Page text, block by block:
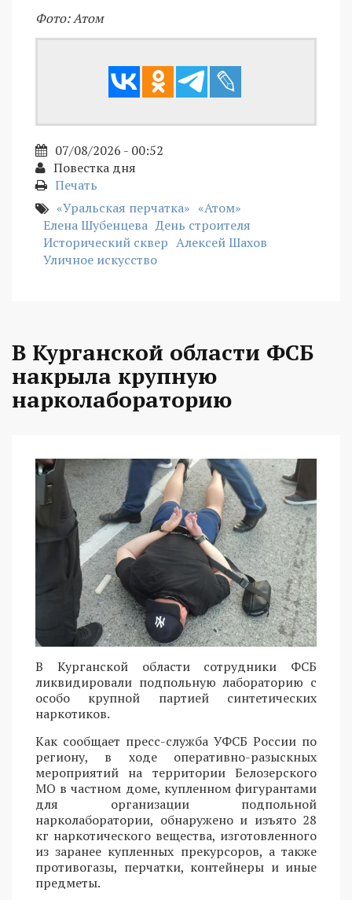
Фото: Атом
07/08/2026 - 00:52
Повестка дня
Печать
«Уральская перчатка» «Атом»
Елена Шубенцева День строителя
Исторический сквер Алексей Шахов
Уличное искусство
В Курганской области ФСБ
накрыла крупную
нарколабораторию
В Курганской области сотрудники ФСБ
ликвидировали подпольную лабораторию с
особо крупной партией синтетических
наркотиков.
Как сообщает пресс-служба УФСБ России по
региону, в ходе оперативно-разыскных
мероприятий на территории Белозерского
МО в частном доме, купленном фигурантами
для организации подпольной
нарколаборатории, обнаружено и изъято 28
кг наркотического вещества, изготовленного
из заранее купленных прекурсоров, а также
противогазы, перчатки, контейнеры и иные
предметы.